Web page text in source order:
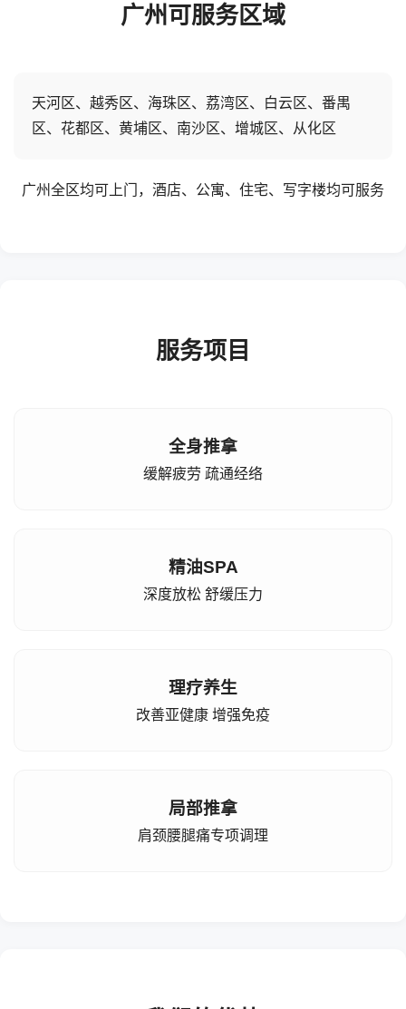
广州可服务区域
天河区、越秀区、海珠区、荔湾区、白云区、番禺
区、花都区、黄埔区、南沙区、增城区、从化区
广州全区均可上门，酒店、公寓、住宅、写字楼均可服务
服务项目
全身推拿
缓解疲劳 疏通经络
精油SPA
深度放松 舒缓压力
理疗养生
改善亚健康 增强免疫
局部推拿
肩颈腰腿痛专项调理